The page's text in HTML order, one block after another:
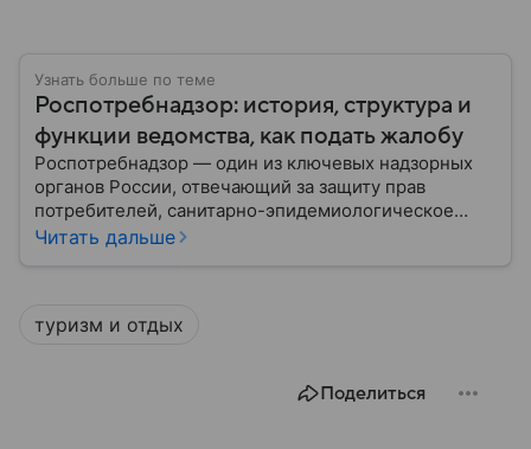
Узнать больше по теме
Роспотребнадзор: история, структура и
функции ведомства, как подать жалобу
Роспотребнадзор — один из ключевых надзорных
органов России, отвечающий за защиту прав
потребителей, санитарно-эпидемиологическое
благополучие населения и контроль соблюдения
Читать дальше
туризм и отдых
Поделиться